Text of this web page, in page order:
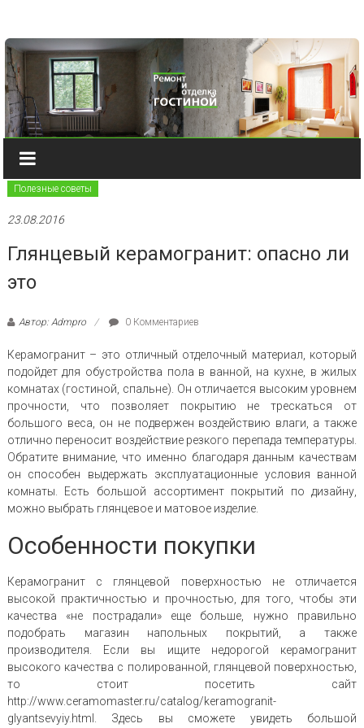
Полезные советы
23.08.2016
Глянцевый керамогранит: опасно ли
это
Автор: Admpro 0 Комментариев
Керамогранит – это отличный отделочный материал, который
подойдет для обустройства пола в ванной, на кухне, в жилых
комнатах (гостиной, спальне). Он отличается высоким уровнем
прочности, что позволяет покрытию не трескаться от
большого веса, он не подвержен воздействию влаги, а также
отлично переносит воздействие резкого перепада температуры.
Обратите внимание, что именно благодаря данным качествам
он способен выдержать эксплуатационные условия ванной
комнаты. Есть большой ассортимент покрытий по дизайну,
можно выбрать глянцевое и матовое изделие.
Особенности покупки
Керамогранит с глянцевой поверхностью не отличается
высокой практичностью и прочностью, для того, чтобы эти
качества «не пострадали» еще больше, нужно правильно
подобрать магазин напольных покрытий, а также
производителя. Если вы ищите недорогой керамогранит
высокого качества с полированной, глянцевой поверхностью,
то стоит посетить сайт
http://www.ceramomaster.ru/catalog/keramogranit-
glyantsevyiy.html. Здесь вы сможете увидеть большой